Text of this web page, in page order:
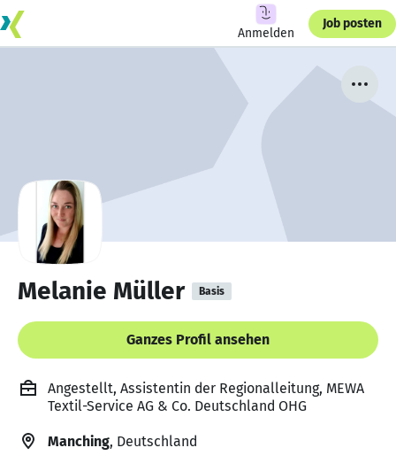
Anmelden
Job posten
Melanie Müller Basis
Ganzes Profil ansehen
Angestellt, Assistentin der Regionalleitung, MEWA
Textil-Service AG & Co. Deutschland OHG
Manching, Deutschland